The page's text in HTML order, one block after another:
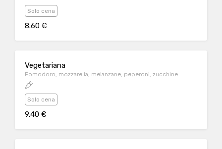
Solo cena
8.60 €
Vegetariana
Pomodoro, mozzarella, melanzane, peperoni, zucchine
Solo cena
9.40 €